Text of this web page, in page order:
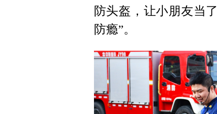
防头盔，让小朋友当
防瘾”。